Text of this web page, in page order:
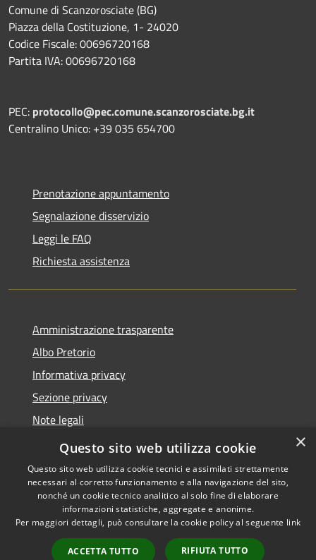
Comune di Scanzorosciate (BG)
Piazza della Costituzione, 1- 24020
Codice Fiscale: 00696720168
Partita IVA: 00696720168
PEC: protocollo@pec.comune.scanzorosciate.bg.it
Centralino Unico: +39 035 654700
Prenotazione appuntamento
Segnalazione disservizio
Leggi le FAQ
Richiesta assistenza
Amministrazione trasparente
Albo Pretorio
Informativa privacy
Sezione privacy
Note legali
Dichiarazione di accessibilità
Accessibilità
Copyright © 2026 • Comune di
Scanzorosciate • Powered by
Municipium•
Accesso
×
Questo sito web utilizza cookie
Questo sito web utilizza cookie tecnici e assimilati strettamente
necessari al corretto funzionamento e alla navigazione del sito,
nonché un cookie tecnico analitico al solo fine di elaborare
informazioni statistiche, aggregate e anonime.
Per maggiori dettagli, può consultare la cookie policy al seguente link
ACCETTA TUTTO RIFIUTA TUTTO